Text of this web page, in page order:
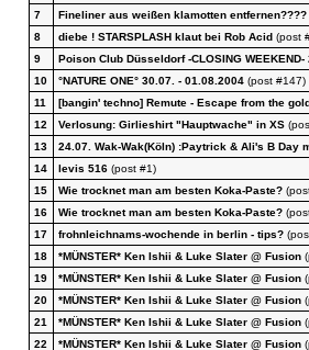
7
Fineliner aus weißen klamotten entfernen????
8
diebe ! STARSPLASH klaut bei Rob Acid(post
9
Poison Club Düsseldorf -CLOSING WEEKEND-
10
°NATURE ONE° 30.07. - 01.08.2004(post #147)
11
[bangin' techno] Remute - Escape from the
12
Verlosung: Girlieshirt "Hauptwache" in XS
13
24.07. Wak-Wak(Köln) :Paytrick & Ali's B Day
14
levis 516(post #1)
15
Wie trocknet man am besten Koka-Paste?
16
Wie trocknet man am besten Koka-Paste?
17
frohnleichnams-wochende in berlin - tips?
18
*MÜNSTER* Ken Ishii & Luke Slater @ Fusion
19
*MÜNSTER* Ken Ishii & Luke Slater @ Fusion
20
*MÜNSTER* Ken Ishii & Luke Slater @ Fusion
21
*MÜNSTER* Ken Ishii & Luke Slater @ Fusion
22
*MÜNSTER* Ken Ishii & Luke Slater @ Fusion